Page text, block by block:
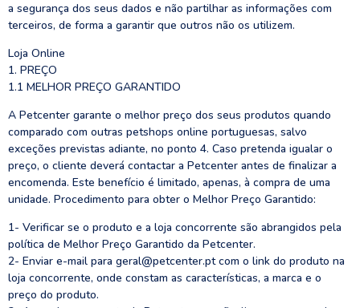
a segurança dos seus dados e não partilhar as informações com
terceiros, de forma a garantir que outros não os utilizem.
Loja Online
1. PREÇO
1.1 MELHOR PREÇO GARANTIDO
A Petcenter garante o melhor preço dos seus produtos quando
comparado com outras petshops online portuguesas, salvo
exceções previstas adiante, no ponto 4. Caso pretenda igualar o
preço, o cliente deverá contactar a Petcenter antes de finalizar a
encomenda. Este benefício é limitado, apenas, à compra de uma
unidade. Procedimento para obter o Melhor Preço Garantido:
1- Verificar se o produto e a loja concorrente são abrangidos pela
política de Melhor Preço Garantido da Petcenter.
2- Enviar e-mail para geral@petcenter.pt com o link do produto na
loja concorrente, onde constam as características, a marca e o
preço do produto.